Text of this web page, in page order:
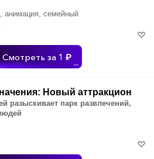
анимация, семейный
•••
Смотреть за 1
Новый аттракцион
разыскивает парк развлечений,